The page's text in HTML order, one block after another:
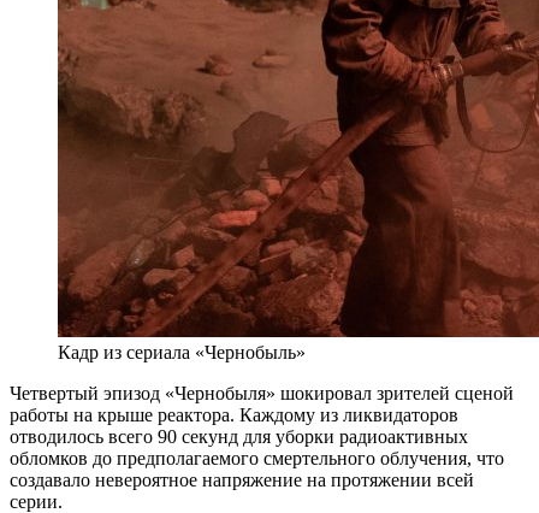
Кадр из сериала «Чернобыль»
Четвертый эпизод «Чернобыля» шокировал зрителей сценой
работы на крыше реактора. Каждому из ликвидаторов
отводилось всего 90 секунд для уборки радиоактивных
обломков до предполагаемого смертельного облучения, что
создавало невероятное напряжение на протяжении всей
серии.